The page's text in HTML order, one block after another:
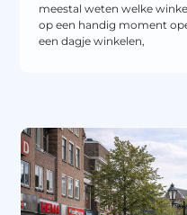
meestal weten welke
op een handig moment
een dagje winkelen,